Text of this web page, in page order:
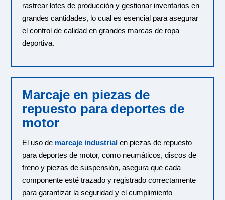
rastrear lotes de producción y gestionar inventarios en
grandes cantidades, lo cual es esencial para asegurar
el control de calidad en grandes marcas de ropa
deportiva.
Marcaje en piezas de
repuesto para deportes de
motor
El uso de marcaje industrial en piezas de repuesto
para deportes de motor, como neumáticos, discos de
freno y piezas de suspensión, asegura que cada
componente esté trazado y registrado correctamente
para garantizar la seguridad y el cumplimiento